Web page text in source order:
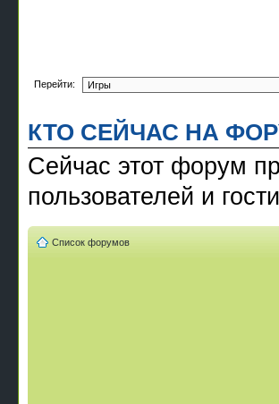
Перейти:
КТО СЕЙЧАС НА
Сейчас этот форум
пользователей и
Список форумов